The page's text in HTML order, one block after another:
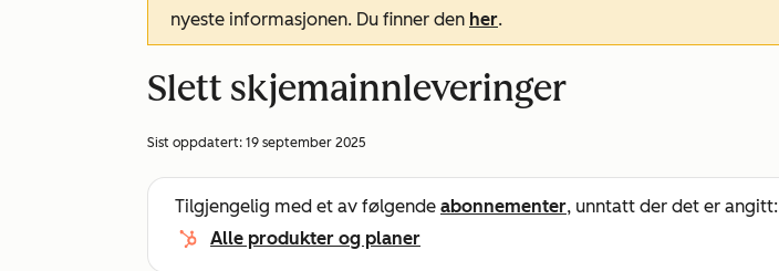
nyeste informasjonen. Du finner den her.
Slett skjemainnleveringer
Sist oppdatert: 19 september 2025
Tilgjengelig med et av følgende abonnementer, unntatt der det er angitt:
Alle produkter og planer